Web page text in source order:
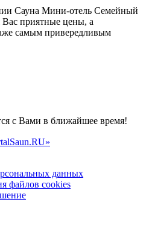
Сауна Мини-отель Семейный
приятные цены, а
самым привередливым
с Вами в ближайшее время!
данных
файлов cookies